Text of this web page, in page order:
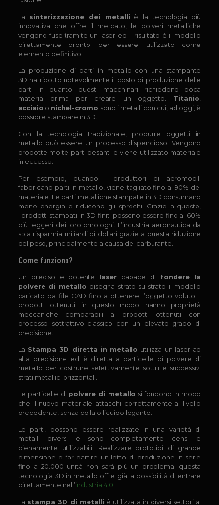
La sinterizzazione dei metalli è la tecnologia più
innovativa che offre il mercato, le polveri metalliche
vengono fuse tramite un laser ed il risultato è il modello
direttamente pronto per essere utilizzato come
elemento definitivo.
La produzione di parti in metallo con una stampante
3D ha ridotto notevolmente il costo di produzione delle
parti in quanto questi macchinari richiedono poca
materia prima per creare un oggetto. Titanio
acciaio o nichel-cromo sono i metalli con cui, ad oggi, è
possibile stampare in 3D.
Con la tecnologia tradizionale, produrre oggetti in
metallo può essere un processo dispendioso. Vengono
prodotte molte parti pesanti e viene utilizzato materiale
in eccesso.
Per esempio, quando i produttori di aeromobili
fabbricano parti in metallo, viene tagliato fino al 90% del
materiale. Le parti metalliche stampate in 3D consumano
meno energia e riducono gli sprechi. Grazie a questo,
i prodotti stampati in 3D finiti possono essere fino al 60%
più leggeri dei loro omologhi. L’industria aeronautica da
sola risparmia miliardi di dollari grazie a questa riduzione
del peso, principalmente a causa del carburante.
Come funziona?
Un preciso e potente laser capace di fondere la
polvere di metallo disegna strato su strato il modello
caricato da file CAD fino a ottenere l’oggetto voluto. I
prodotti ottenuti in questo modo hanno proprietà
meccaniche comparabili a prodotti ottenuti con
processo sottrattivo classico con un elevato grado di
precisione.
La Stampa 3D diretta in metallo utilizza un laser ad
alta precisione ed è diretta a particelle di polvere di
metallo per costruire selettivamente sottili e successivi
strati metallici orizzontali.
Le particelle di polvere di metallo si fondono in modo
che il nuovo materiale attacchi correttamente al livello
precedente, senza colla o liquido legante.
Le parti, possono essere realizzate in una varietà di
metalli diversi e sono completamente densi e
pienamente utilizzabili. Realizzare prototipi di grande
dimensione o far partire un lotto di produzione in serie
fino a 20.000 unità non sarà più un problema, questa
tecnologia 3D in metallo offre già la possibilità di entrare
direttamente nell’industria 4.0
La stampa 3D di metalli è utilizzata in diversi settori al